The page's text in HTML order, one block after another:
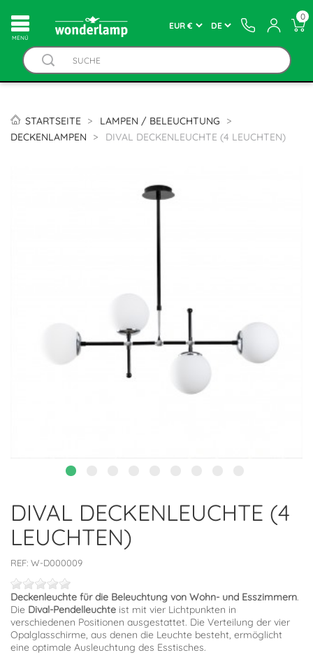
MENÚ
0
STARTSEITE
LAMPEN / BELEUCHTUNG
DECKENLAMPEN
DIVAL DECKENLEUCHTE (4 LEUCHTEN)
DIVAL DECKENLEUCHTE (4
LEUCHTEN)
REF: W-D000009
Deckenleuchte für die Beleuchtung von Wohn- und Esszimmern.
Die Dival-Pendelleuchte ist mit vier Lichtpunkten in
verschiedenen Positionen ausgestattet. Die Verteilung der vier
Opalglasschirme, aus denen die Leuchte besteht, ermöglicht
eine optimale Ausleuchtung des Esstisches.